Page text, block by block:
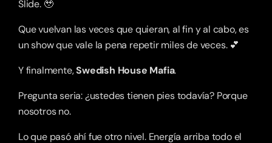
Slide. 🥹
Que vuelvan las veces que quieran, al fin y al cabo, es
un show que vale la pena repetir miles de veces. 💕
Y finalmente, Swedish House Mafia.
Pregunta seria: ¿ustedes tienen pies todavía? Porque
nosotros no.
Lo que pasó ahí fue otro nivel. Energía arriba todo el